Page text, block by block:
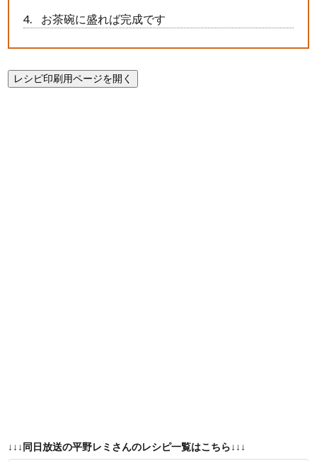
お茶碗に盛れば完成です
↓↓↓同日放送の平野レミさんのレシピ一覧はこちら↓↓↓